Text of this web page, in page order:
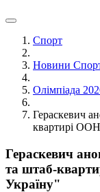
Спорт
Новини
Олімпіада
Гераскевич
квартирі
Гераскевич
та штаб-
Україну"